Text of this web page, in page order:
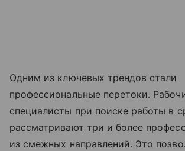
Одним из ключевых трендов стали
профессиональные перетоки.
специалисты при поиске работы в
рассматривают три и более
из смежных направлений. Это